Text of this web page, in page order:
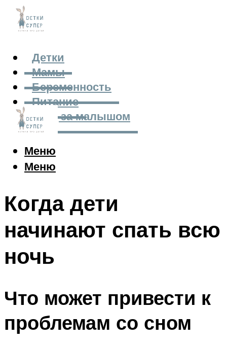
Детки
Мамы
Беременность
Питание
Уход за малышом
Меню
Меню
Когда дети
начинают спать всю
ночь
Что может привести к
проблемам со сном